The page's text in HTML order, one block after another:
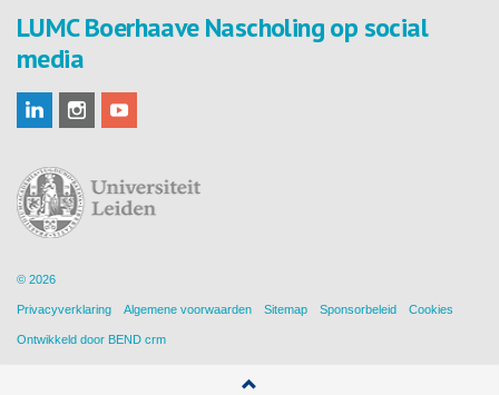
LUMC Boerhaave Nascholing op social
media
© 2026
Privacyverklaring Algemene voorwaarden Sitemap Sponsorbeleid Cookies
Ontwikkeld door BEND crm